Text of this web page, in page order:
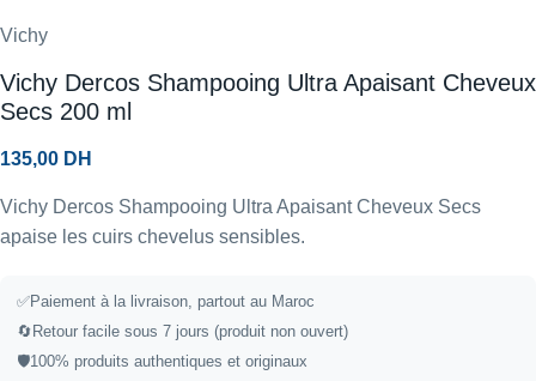
Vichy
Vichy Dercos Shampooing Ultra Apaisant Cheveux
Secs 200 ml
135,00 DH
Vichy Dercos Shampooing Ultra Apaisant Cheveux Secs
apaise les cuirs chevelus sensibles.
✅Paiement à la livraison, partout au Maroc
🔄 Retour facile sous 7 jours (produit non ouvert)
🛡️100% produits authentiques et originaux